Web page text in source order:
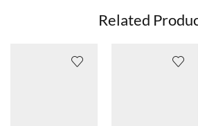
Related